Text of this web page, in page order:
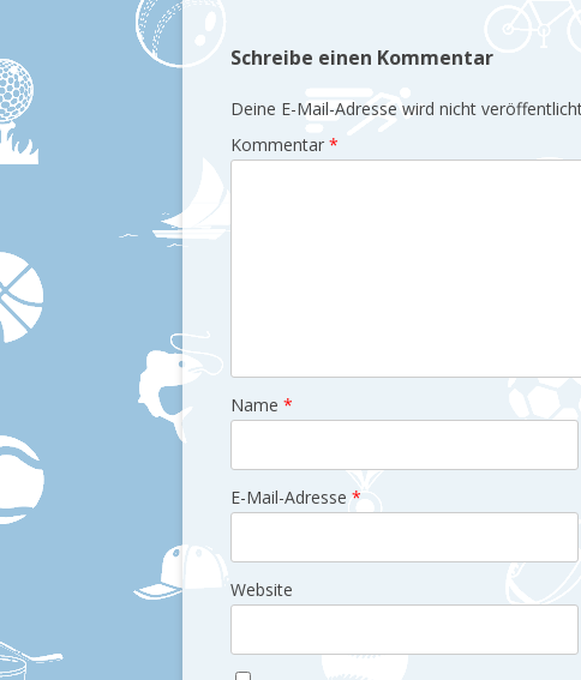
Schreibe einen Kommentar
Deine E-Mail-Adresse wird nicht
Kommentar *
Name *
E-Mail-Adresse *
Website